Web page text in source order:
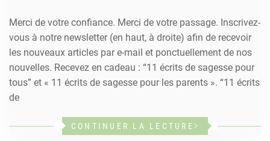
Merci de votre confiance. Merci de votre passage. Inscrivez-
vous à notre newsletter (en haut, à droite) afin de recevoir
les nouveaux articles par e-mail et ponctuellement de nos
nouvelles. Recevez en cadeau : “11 écrits de sagesse pour
tous” et « 11 écrits de sagesse pour les parents ». “11 écrits
de
CONTINUER LA LECTURE